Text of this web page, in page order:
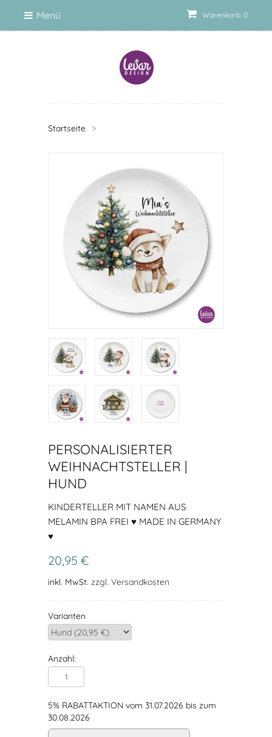
Warenkorb: 0
Menü
Startseite >
PERSONALISIERTER
WEIHNACHTSTELLER |
HUND
KINDERTELLER MIT NAMEN AUS
MELAMIN BPA FREI ♥ MADE IN GERMANY
♥
20,95 €
inkl. MwSt. zzgl. Versandkosten
Varianten
Anzahl:
5% RABATTAKTION vom 31.07.2026 bis zum
30.08.2026